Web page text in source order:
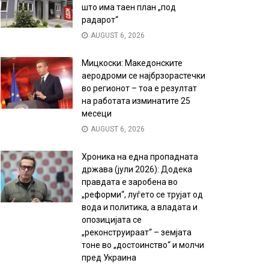
што има таен план „под
радарот“
AUGUST 6, 2026
Мицкоски: Македонските
аеродроми се најбрзорастечки
во регионот – тоа е резултат
на работата изминатите 25
месеци
AUGUST 6, 2026
Хроника на една пропадната
држава (јули 2026): Додека
правдата е заробена во
„реформи“, луѓето се трујат од
вода и политика, а владата и
опозицијата се
„реконструираат“ – земјата
тоне во „достоинство“ и молчи
пред Украина